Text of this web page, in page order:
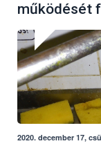
működését
2020. december 17,